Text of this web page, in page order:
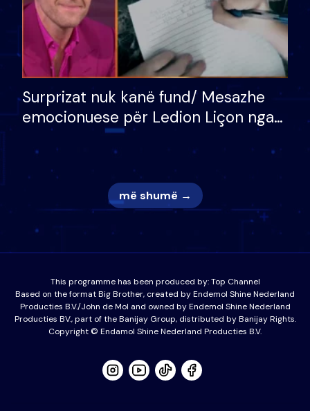
Surprizat nuk kanë fund/ Mesazhe
emocionuese për Ledion Liçon nga
nëna dhe fëmijët e tij, moderatori
nuk i mban dot lotët: Nuk meritoj…
më shumë →
This programme has been produced by:Top Channel
Based on the format Big Brother, created by Endemol Shine Nederland
Producties B.V./John de Mol and owned by Endemol Shine Nederland
Producties BV., part of the Banijay Group, distributed by Banijay Rights.
Copyright © Endamol Shine Nederland Producties B.V.